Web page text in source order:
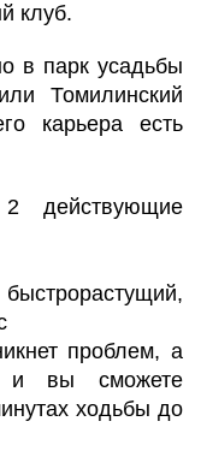
клуб.
в парк усадьбы
Томилинский
карьера есть
действующие
проблем, а
и вы сможете
ходьбы до